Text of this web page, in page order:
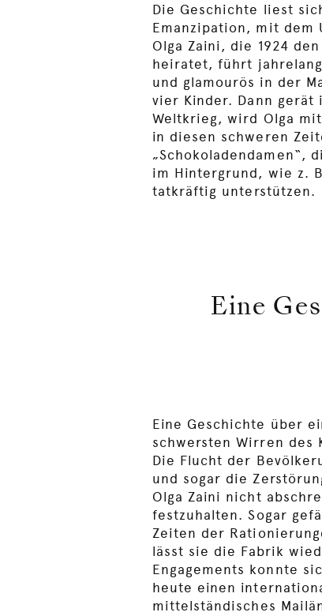
Die Geschichte liest
Emanzipation, mit dem
Olga Zaini, die 1924
heiratet, führt
und glamourös in der
vier Kinder. Dann gerät
Weltkrieg, wird Olga
in diesen schweren
„Schokoladendamen“,
im Hintergrund, wie z.
tatkräftig unterstützen.
Eine
Eine Geschichte über
schwersten Wirren des
Die Flucht der
und sogar die
Olga Zaini nicht
festzuhalten. Sogar
Zeiten der
lässt sie die Fabrik
Engagements konnte
heute einen
mittelständisches